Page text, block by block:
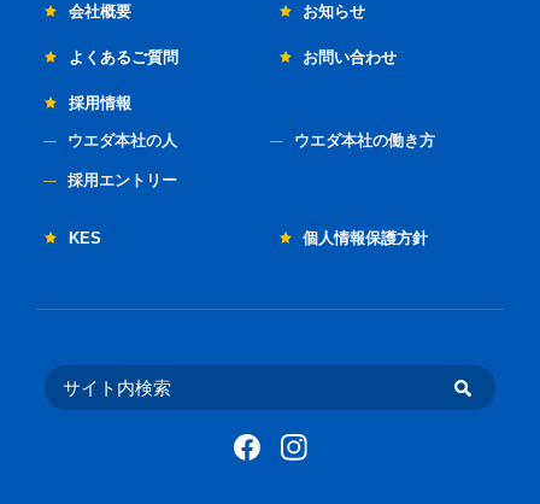
会社概要 お知らせ
よくあるご質問 お問い合わせ
採用情報
ウエダ本社の人 ウエダ本社の働き方
採用エントリー
KES 個人情報保護方針